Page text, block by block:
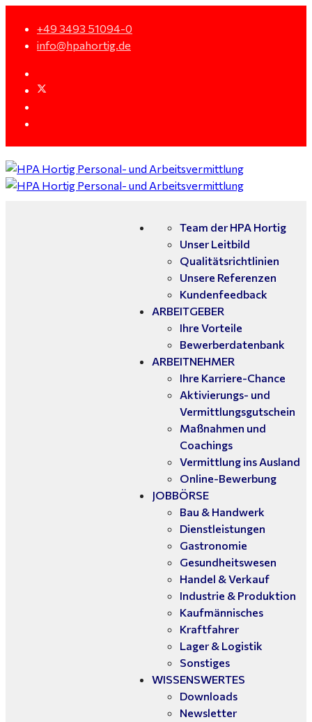
+49 3493 51094-0
info@hpahortig.de
Team der HPA Hortig
Unser Leitbild
Qualitätsrichtlinien
Unsere Referenzen
Kundenfeedback
ARBEITGEBER
Ihre Vorteile
Bewerberdatenbank
ARBEITNEHMER
Ihre Karriere-Chance
Aktivierungs- und
Vermittlungsgutschein
Maßnahmen und
Coachings
Vermittlung ins Ausland
Online-Bewerbung
JOBBÖRSE
Bau & Handwerk
Dienstleistungen
Gastronomie
Gesundheitswesen
Handel & Verkauf
Industrie & Produktion
Kaufmännisches
Kraftfahrer
Lager & Logistik
Sonstiges
WISSENSWERTES
Downloads
Newsletter